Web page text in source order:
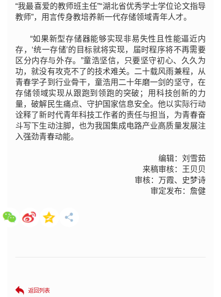
“我最喜爱的教师班主任”“湖北省优秀学士学位论文指导
教师”，用言传身教培养新一代存储领域青年人才。
“如果新型存储器能够实现非易失性且性能逼近内
存，‘统一存储’的目标就将实现，届时程序将不再需要
区分内存与外存。”童浩坚信，只要坚守初心、久久为
功，就没有攻克不了的技术难关。二十载风雨兼程，从
青春学子到行业骨干，童浩用二十年磨一剑的坚守，在
存储领域实现从跟跑到领跑的突破；用科技创新的力
量，破解民生痛点、守护国家信息安全。他以实际行动
诠释了新时代青年科技工作者的责任与担当，为青春奋
斗写下生动注脚，也为我国集成电路产业高质量发展注
入强劲青春动能。
编辑： 刘雪茹
来稿审核：王贝贝
审核：万霞、史梦诗
审定发布：詹健
返回列表